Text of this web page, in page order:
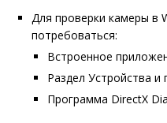
Для проверки камеры в
потребоваться:
Встроенное
Раздел Устройства и
Программа DirectX